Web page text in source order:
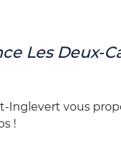
Les Deux-
Inglevert vous
!